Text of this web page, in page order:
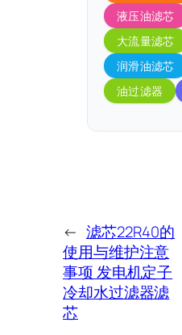
液压油滤芯
大流量滤芯
润滑油滤芯
油过滤器
← 滤芯22R40的
使用与维护注意
事项 发电机定子
冷却水过滤器滤
芯